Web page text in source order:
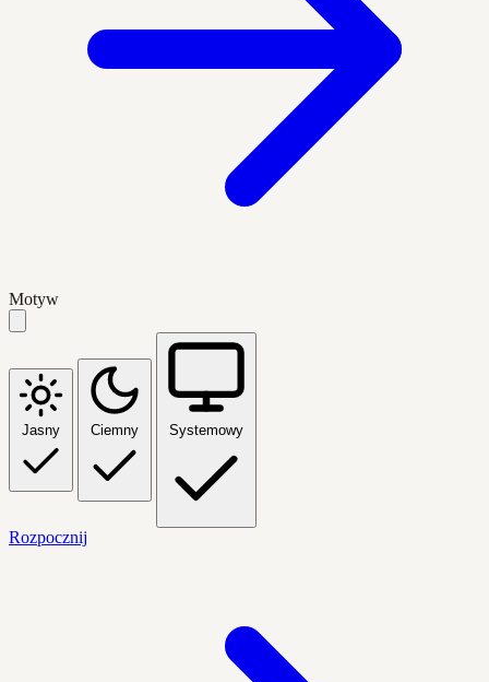
Motyw
Jasny Ciemny Systemowy
Rozpocznij